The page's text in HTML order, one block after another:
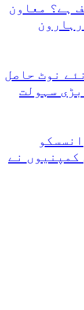
ہے؟ معاون
نوٹ حاصل
سہولت
کمپنیوں نے